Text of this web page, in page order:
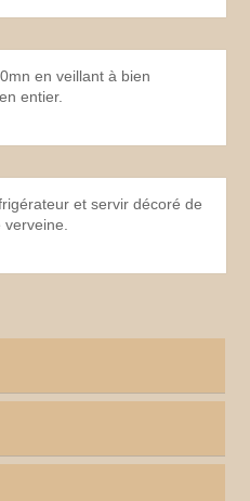
en veillant à bien
entier.
et servir décoré de